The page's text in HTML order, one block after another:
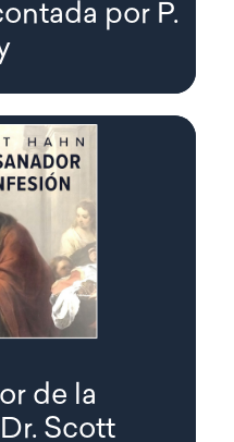
por P.
de la
Scott